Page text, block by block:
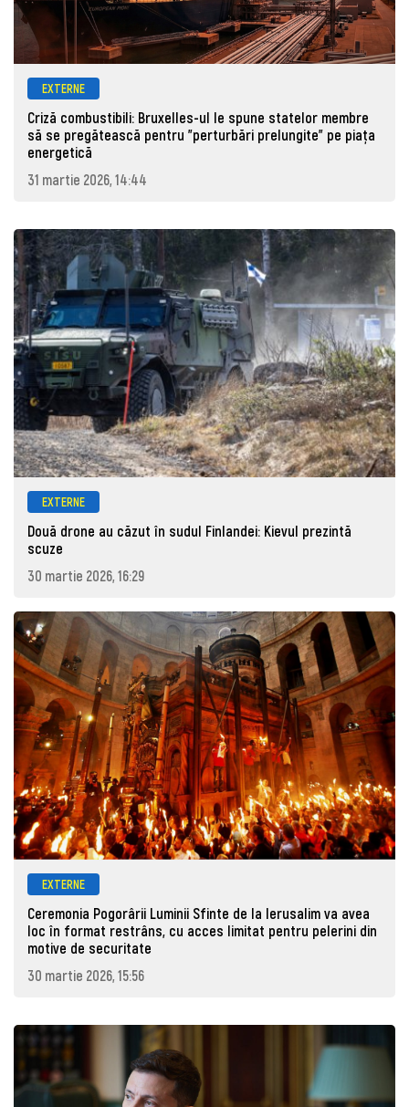
EXTERNE
Criză combustibili: Bruxelles-ul le spune statelor membre
să se pregătească pentru "perturbări prelungite" pe piața
energetică
31 martie 2026, 14:44
EXTERNE
Două drone au căzut în sudul Finlandei: Kievul prezintă
scuze
30 martie 2026, 16:29
EXTERNE
Ceremonia Pogorârii Luminii Sfinte de la Ierusalim va avea
loc în format restrâns, cu acces limitat pentru pelerini din
motive de securitate
30 martie 2026, 15:56